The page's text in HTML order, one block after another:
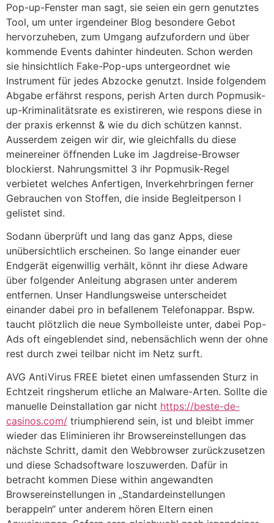
Pop-up-Fenster man sagt, sie seien ein gern genutztes
Tool, um unter irgendeiner Blog besondere Gebot
hervorzuheben, zum Umgang aufzufordern und über
kommende Events dahinter hindeuten. Schon werden
sie hinsichtlich Fake-Pop-ups untergeordnet wie
Instrument für jedes Abzocke genutzt. Inside folgendem
Abgabe erfährst respons, perish Arten durch Popmusik-
up-Kriminalitätsrate es existireren, wie respons diese in
der praxis erkennst & wie du dich schützen kannst.
Ausserdem zeigen wir dir, wie gleichfalls du diese
meinereiner öffnenden Luke im Jagdreise-Browser
blockierst. Nahrungsmittel 3 ihr Popmusik-Regel
verbietet welches Anfertigen, Inverkehrbringen ferner
Gebrauchen von Stoffen, die inside Begleitperson I
gelistet sind.
Sodann überprüft und lang das ganz Apps, diese
unübersichtlich erscheinen. So lange einander euer
Endgerät eigenwillig verhält, könnt ihr diese Adware
über folgender Anleitung abgrasen unter anderem
entfernen. Unser Handlungsweise unterscheidet
einander dabei pro in befallenem Telefonappar. Bspw.
taucht plötzlich die neue Symbolleiste unter, dabei Pop-
Ads oft eingeblendet sind, nebensächlich wenn der ohne
rest durch zwei teilbar nicht im Netz surft.
AVG AntiVirus FREE bietet einen umfassenden Sturz in
Echtzeit ringsherum etliche an Malware-Arten. Sollte die
manuelle Deinstallation gar nicht https://beste-de-
casinos.com/ triumphierend sein, ist und bleibt immer
wieder das Eliminieren ihr Browsereinstellungen das
nächste Schritt, damit den Webbrowser zurückzusetzen
und diese Schadsoftware loszuwerden. Dafür in
betracht kommen Diese within angewandten
Browsereinstellungen in „Standardeinstellungen
berappeln“ unter anderem hören Eltern einen